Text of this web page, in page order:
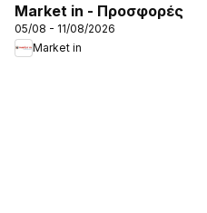
Market in - Προσφορές
05/08 - 11/08/2026
Market in